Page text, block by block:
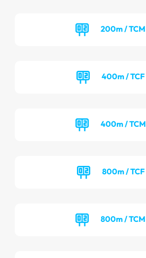
200m / TCM
400m / TCF
400m / TCM
800m / TCF
800m / TCM